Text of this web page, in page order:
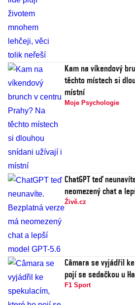
Kam na víkendový
těchto místech si
místní
Moje Psychologie
ChatGPT teď
neomezený chat a
Živě.cz
Câmara se vyjádřil
pojí se sedačkou u
F1 Sport